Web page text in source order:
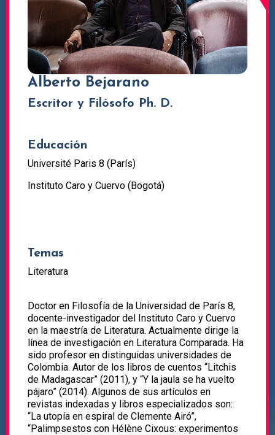
Alberto Bejarano
Escritor y Filósofo Ph. D.
Educación
Université Paris 8 (París)
Instituto Caro y Cuervo (Bogotá)
Temas
Literatura
Doctor en Filosofía de la Universidad de París 8,
docente-investigador del Instituto Caro y Cuervo
en la maestría de Literatura. Actualmente dirige la
línea de investigación en Literatura Comparada. Ha
sido profesor en distinguidas universidades de
Colombia. Autor de los libros de cuentos “Litchis
de Madagascar” (2011), y “Y la jaula se ha vuelto
pájaro” (2014). Algunos de sus artículos en
revistas indexadas y libros especializados son:
“La utopía en espiral de Clemente Airó”,
“Palimpsestos con Hélène Cixous: experimentos